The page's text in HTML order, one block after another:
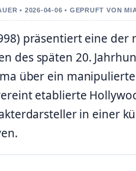
• 2026-04-06 • GEPRUFT VON
präsentiert eine der
des späten 20.
über ein
etablierte
in einer